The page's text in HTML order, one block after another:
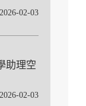
02-03
助理空
02-03